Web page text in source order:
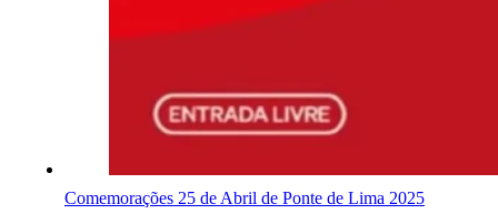
Comemorações 25 de Abril de Ponte de Lima 2025